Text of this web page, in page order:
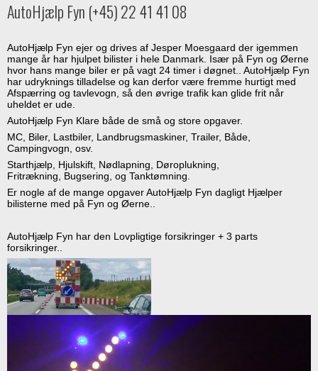
AutoHjælp Fyn (+45) 22 41 41 08
AutoHjælp Fyn ejer og drives af Jesper Moesgaard der igemmen
mange år har hjulpet bilister i hele Danmark. Især på Fyn og Øerne
hvor hans mange biler er på vagt 24 timer i døgnet.. AutoHjælp Fyn
har udryknings tilladelse og kan derfor være fremme hurtigt med
Afspærring og tavlevogn, så den øvrige trafik kan glide frit når
uheldet er ude.
AutoHjælp Fyn Klare både de små og store opgaver.
MC, Biler, Lastbiler, Landbrugsmaskiner, Trailer, Både,
Campingvogn, osv.
Starthjælp, Hjulskift, Nødlapning, Døroplukning,
Fritrækning, Bugsering, og Tanktømning.
Er nogle af de mange opgaver AutoHjælp Fyn dagligt Hjælper
bilisterne med på Fyn og Øerne..
AutoHjælp Fyn har den Lovpligtige forsikringer + 3 parts
forsikringer..